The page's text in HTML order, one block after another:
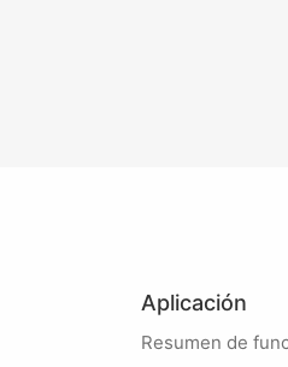
Aplicación
Resumen de